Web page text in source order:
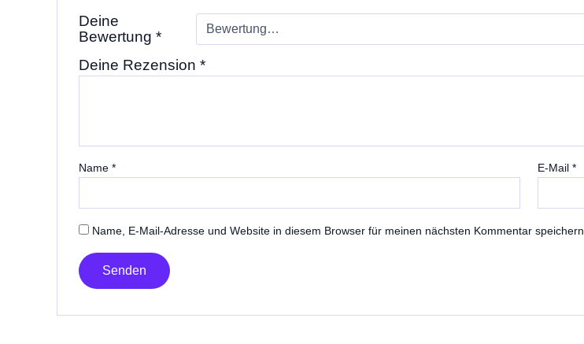
Deine
Bewertung *
Deine Rezension *
Name * E-Mail*
Name, E-Mail-Adresse und Website in diesem Browser für meinen nächsten Kommentar speichern.